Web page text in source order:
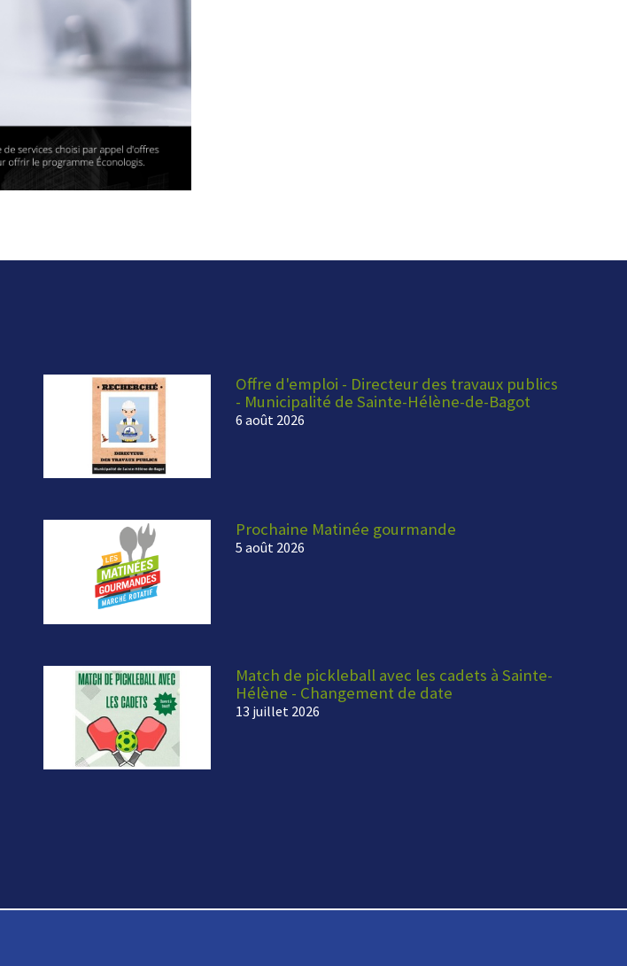
Offre d'emploi - Directeur des travaux publics
- Municipalité de Sainte-Hélène-de-Bagot
6 août 2026
Prochaine Matinée gourmande
5 août 2026
Match de pickleball avec les cadets à Sainte-
Hélène - Changement de date
13 juillet 2026